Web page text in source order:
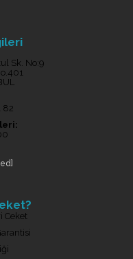
Sk. No:9
82
Ceket